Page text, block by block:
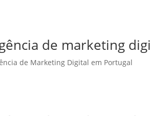
de marketing
de Marketing Digital em Portugal